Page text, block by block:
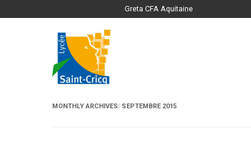
Greta CFA Aquitaine
MONTHLY ARCHIVES: SEPTEMBRE 2015